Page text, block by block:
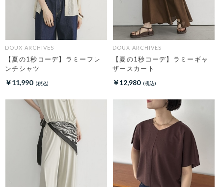
DOUX ARCHIVES
【夏の1秒コーデ】ラミーフレ
ンチシャツ
￥11,990
DOUX ARCHIVES
【夏の1秒コーデ】ラミーギャ
ザースカート
￥12,980